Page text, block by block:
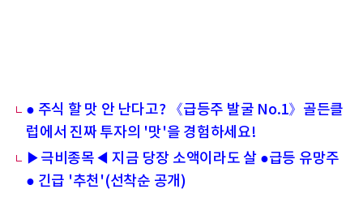
● 주식 할 맛 안 난다고? 《급등주 발굴 No.1》골든클
럽에서 진짜 투자의 '맛'을 경험하세요!
▶극비종목◀ 지금 당장 소액이라도 살 ●급등 유망주
● 긴급 '추천'(선착순 공개)